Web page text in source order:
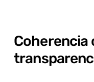
Coherencia